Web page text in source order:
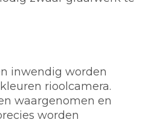
inwendig worden
rioolcamera.
waargenomen en
worden